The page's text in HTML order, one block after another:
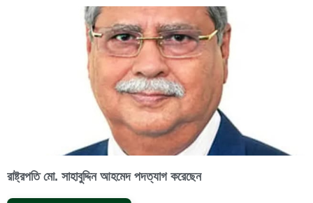
রাষ্ট্রপতি মো. সাহাবুদ্দিন আহমেদ পদত্যাগ করেছেন